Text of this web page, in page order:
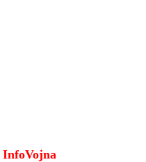
InfoVojna